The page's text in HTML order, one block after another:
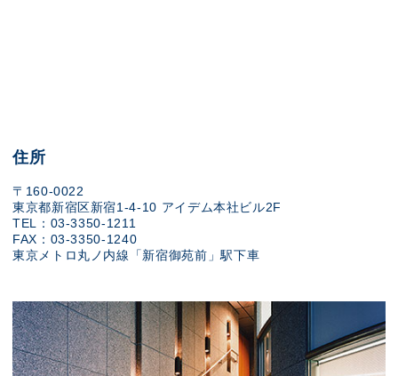
住所
〒160-0022
東京都新宿区新宿1-4-10 アイデム本社ビル2F
TEL：03-3350-1211
FAX：03-3350-1240
東京メトロ丸ノ内線「新宿御苑前」駅下車